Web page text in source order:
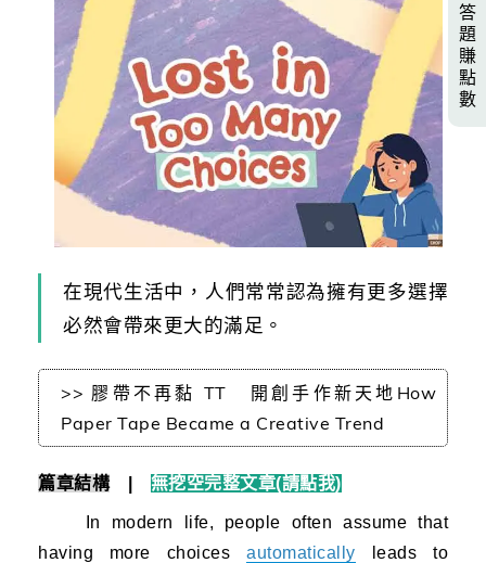
在現代生活中，人們常常認為擁有更多選擇
必然會帶來更大的滿足。
>> 膠帶不再黏 TT 開創手作新天地How
Paper Tape Became a Creative Trend
篇章結構| 無挖空完整文章(請點我)
In modern life, people often assume that
having more choicesautomatically leads to
答
題
賺
點
數